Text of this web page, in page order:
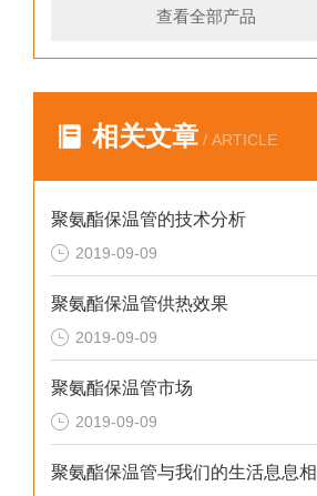
查看全部产品
相关文章 / ARTICLE
聚氨酯保温管的技术分析
2019-09-09
聚氨酯保温管供热效果
2019-09-09
聚氨酯保温管市场
2019-09-09
聚氨酯保温管与我们的生活息息相